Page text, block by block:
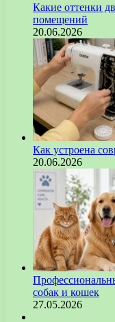
Какие оттенки
помещений
20.06.2026
Как устроена
20.06.2026
собак и кошек
27.05.2026